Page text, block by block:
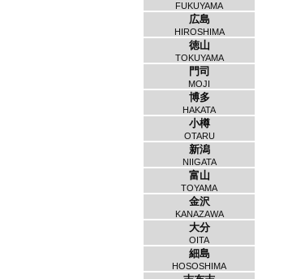
FUKUYAMA
広島
HIROSHIMA
徳山
TOKUYAMA
門司
MOJI
博多
HAKATA
小樽
OTARU
新潟
NIIGATA
富山
TOYAMA
金沢
KANAZAWA
大分
OITA
細島
HOSOSHIMA